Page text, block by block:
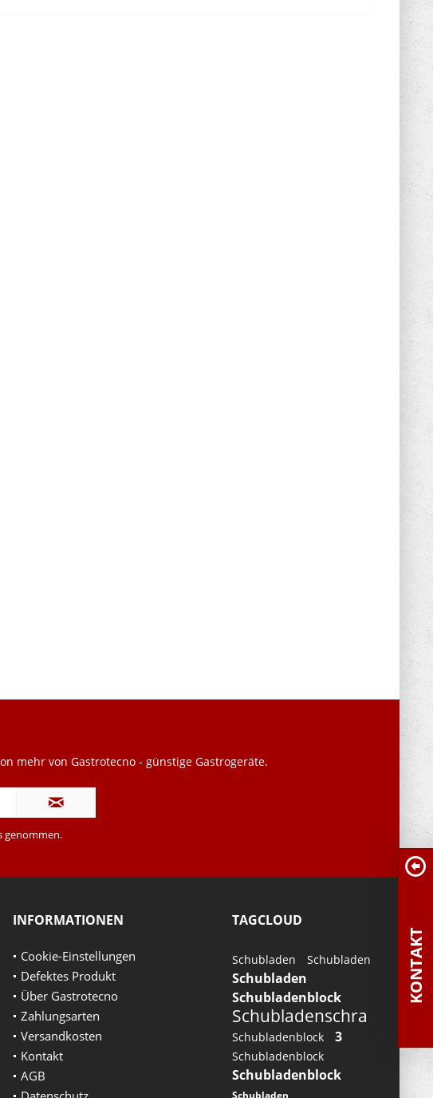
mehr von Gastrotecno - günstige Gastrogeräte.
genommen.
INFORMATIONEN
Cookie-Einstellungen
Defektes Produkt
Über Gastrotecno
Zahlungsarten
Versandkosten
Kontakt
AGB
TAGCLOUD
Schubladen Schubladen
Schubladen
Schubladenblock
Schubladenschra
Schubladenblock 3
Schubladenblock
Schubladenblock
Schubladen
KONTAKT